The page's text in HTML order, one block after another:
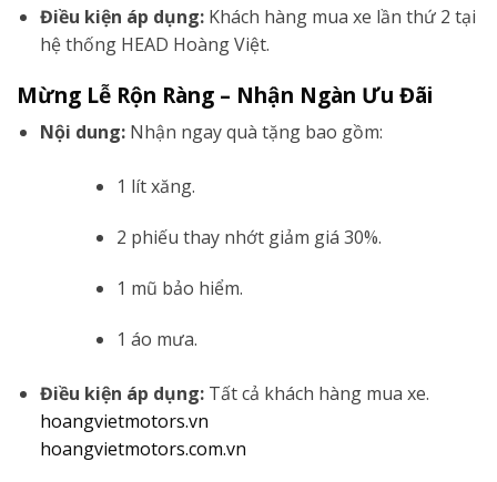
Điều kiện áp dụng: Khách hàng mua xe lần thứ 2 tại
hệ thống HEAD Hoàng Việt.
Mừng Lễ Rộn Ràng – Nhận Ngàn Ưu Đãi
Nội dung: Nhận ngay quà tặng bao gồm:
1 lít xăng.
2 phiếu thay nhớt giảm giá 30%.
1 mũ bảo hiểm.
1 áo mưa.
Điều kiện áp dụng: Tất cả khách hàng mua xe.
hoangvietmotors.vn
hoangvietmotors.com.vn